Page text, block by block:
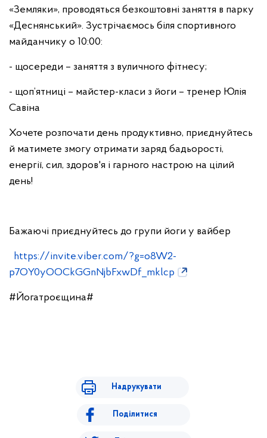
«Земляки», проводяться безкоштовні заняття в парку
«Деснянський». Зустрічаємось біля спортивного
майданчику о 10:00:
- щосереди – заняття з вуличного фітнесу;
- щоп’ятниці – майстер-класи з йоги – тренер Юлія
Савіна
Хочете розпочати день продуктивно, приєднуйтесь
й матимете змогу отримати заряд бадьорості,
енергії, сил, здоров'я і гарного настрою на цілий
день!
Бажаючі приєднуйтесь до групи йоги у вайбер
https://invite.viber.com/?g=o8W2-
p7OY0yOOCkGGnNjbFxwDf_mklcp
#Йогатроєщина#
Надрукувати
Поділитися